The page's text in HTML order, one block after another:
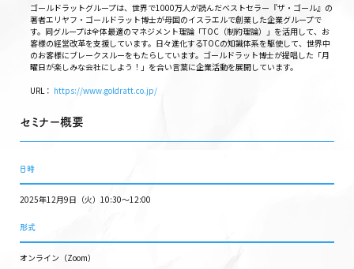
ゴールドラットグループは、世界で1000万人が読んだベストセラー『ザ・ゴール』の
著者エリヤフ・ゴールドラット博士が母国のイスラエルで創業した企業グループで
す。同グループは全体最適のマネジメント理論「TOC（制約理論）」を活用して、お
客様の経営改革を支援しています。日々進化するTOCの知識体系を駆使して、世界中
のお客様にブレークスルーをもたらしています。ゴールドラット博士が提唱した「月
曜日が楽しみな会社にしよう！」を合い言葉に企業活動を展開しています。
URL： https://www.goldratt.co.jp/
セミナー概要
日時
2025年12月9日（火）10:30〜12:00
形式
オンライン（Zoom）